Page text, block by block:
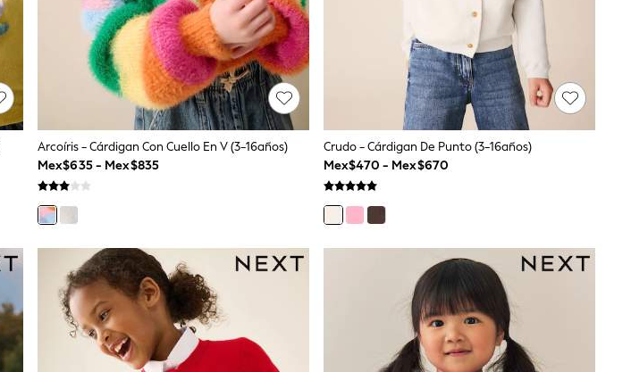
Arcoíris - Cárdigan Con Cuello En V (3-16años)
Mex$635 - Mex$835
Crudo - Cárdigan De Punto (3-16años)
Mex$470 - Mex$670